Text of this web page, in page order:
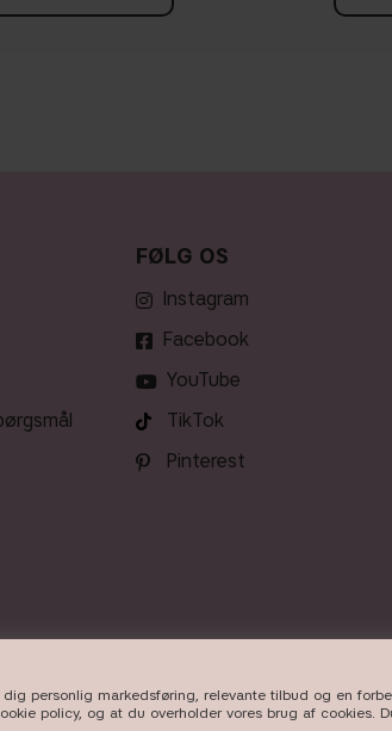
FØLG OS
Instagram
Facebook
YouTube
TikTok
Pinterest
LEVERING
personlig markedsføring, relevante tilbud og en
policy, og at du overholder vores brug af cookies.